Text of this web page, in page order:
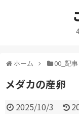
ホーム 00_記事
メダカの産卵
2025/10/3